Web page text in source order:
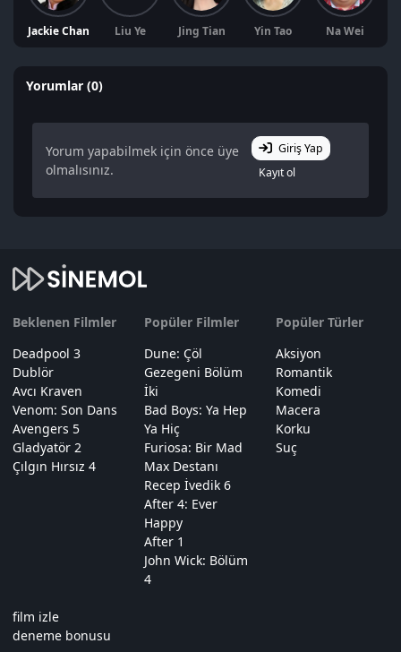
Jackie Chan Liu Ye Jing Tian Yin Tao Na Wei
Yorumlar (0)
Yorum yapabilmek için önce üye
olmalısınız.
Giriş Yap
Kayıt ol
Beklenen Filmler
Deadpool 3
Dublör
Avcı Kraven
Venom: Son Dans
Avengers 5
Gladyatör 2
Çılgın Hırsız 4
Popüler Filmler
Dune: Çöl
Gezegeni Bölüm
İki
Bad Boys: Ya Hep
Ya Hiç
Furiosa: Bir Mad
Max Destanı
Recep İvedik 6
After 4: Ever
Happy
After 1
John Wick: Bölüm
4
Popüler Türler
Aksiyon
Romantik
Komedi
Macera
Korku
Suç
film izle
deneme bonusu